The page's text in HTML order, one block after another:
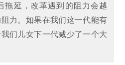
拖延，改革遇到的阻力会越
力。如果在我们这一代能有
们儿女下一代减少了一个大